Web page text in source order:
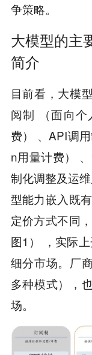
争策略。
大模型的主
简介
目前看，大模
阅制 （面向
费） 、API调
n用量计费）
制化调整及运
型能力嵌入既
定价方式不同
图1） ，实际
细分市场。厂
多种模式），
场。